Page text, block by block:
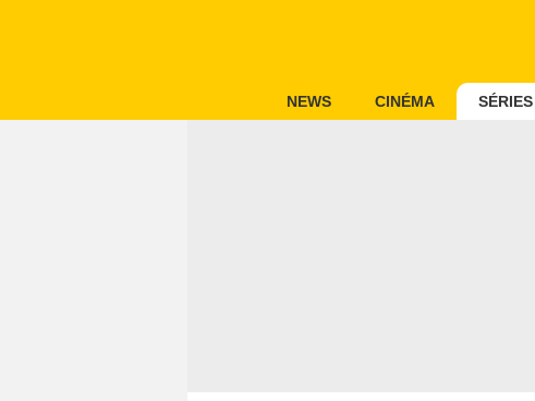
NEWS CINÉMA SÉRIES